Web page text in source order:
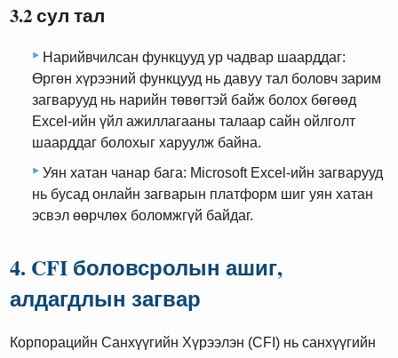
3.2 сул тал
Нарийвчилсан функцууд ур чадвар шаарддаг:
Өргөн хүрээний функцууд нь давуу тал боловч зарим
загварууд нь нарийн төвөгтэй байж болох бөгөөд
Excel-ийн үйл ажиллагааны талаар сайн ойлголт
шаарддаг болохыг харуулж байна.
Уян хатан чанар бага: Microsoft Excel-ийн загварууд
нь бусад онлайн загварын платформ шиг уян хатан
эсвэл өөрчлөх боломжгүй байдаг.
4. CFI боловсролын ашиг,
алдагдлын загвар
Корпорацийн Санхүүгийн Хүрээлэн (CFI) нь санхүүгийн